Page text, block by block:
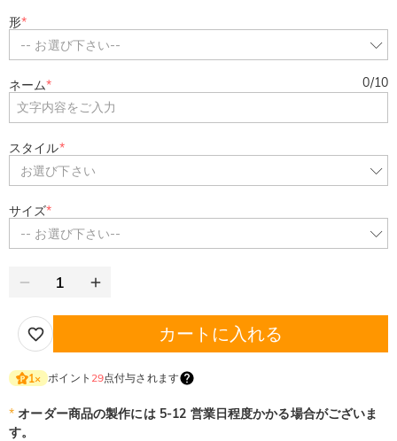
形*
-- お選び下さい--
ネーム* 0/10
スタイル*
お選び下さい
サイズ*
-- お選び下さい--
カートに入れる
1× ポイント 29点付与されます
* オーダー商品の製作には 5-12 営業日程度かかる場合がございま
す。